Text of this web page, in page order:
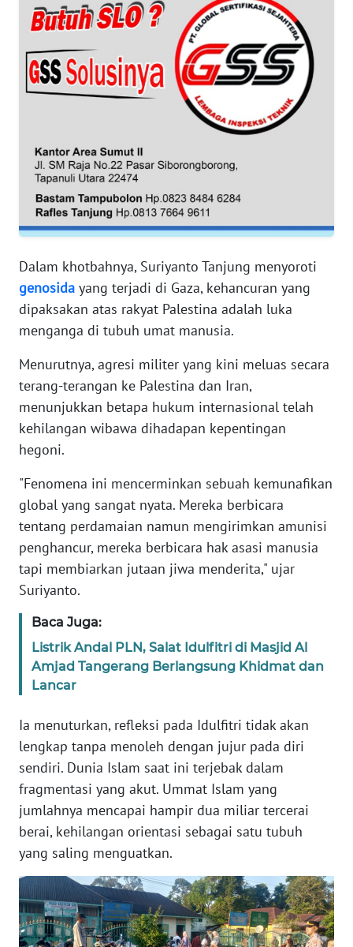
Dalam khotbahnya, Suriyanto Tanjung menyoroti
genosida yang terjadi di Gaza, kehancuran yang
dipaksakan atas rakyat Palestina adalah luka
menganga di tubuh umat manusia.
Menurutnya, agresi militer yang kini meluas secara
terang-terangan ke Palestina dan Iran,
menunjukkan betapa hukum internasional telah
kehilangan wibawa dihadapan kepentingan
hegoni.
"Fenomena ini mencerminkan sebuah kemunafikan
global yang sangat nyata. Mereka berbicara
tentang perdamaian namun mengirimkan amunisi
penghancur, mereka berbicara hak asasi manusia
tapi membiarkan jutaan jiwa menderita," ujar
Suriyanto.
Baca Juga:
Listrik Andal PLN, Salat Idulfitri di Masjid Al
Amjad Tangerang Berlangsung Khidmat dan
Lancar
Ia menuturkan, refleksi pada Idulfitri tidak akan
lengkap tanpa menoleh dengan jujur pada diri
sendiri. Dunia Islam saat ini terjebak dalam
fragmentasi yang akut. Ummat Islam yang
jumlahnya mencapai hampir dua miliar tercerai
berai, kehilangan orientasi sebagai satu tubuh
yang saling menguatkan.
WN
KEPRI
WN
WN
PAPUA
BARAT
WN
WN
SERAMBI
WN
JAMBI
SULTRA
WN
SULTENG
WN
SULBAR
BABEL
WN
WN
SUMSEL
WN
BENGKULU
LAMPUNG
WN
JATENG